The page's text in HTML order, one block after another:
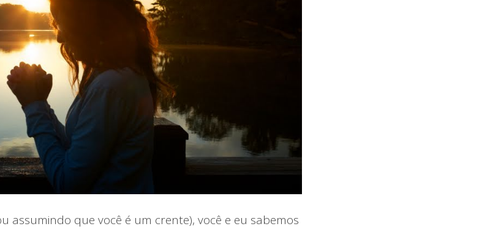
assumindo que você é um crente), você e eu sabemos